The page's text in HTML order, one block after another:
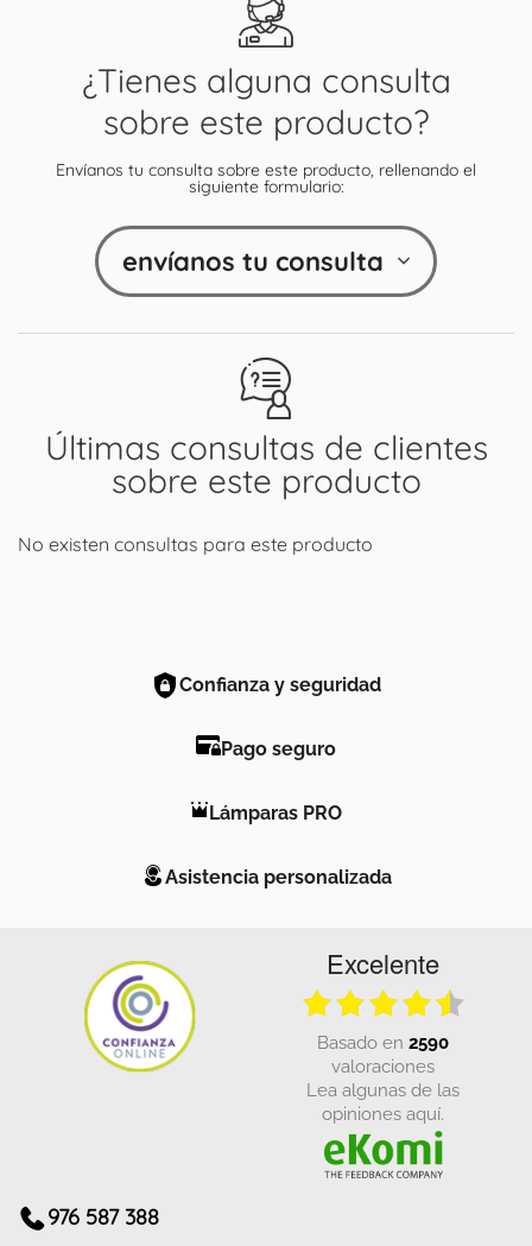
Últimas consultas de clientes
sobre este producto
No existen consultas para este producto
¿Tienes alguna consulta
sobre este producto?
Envíanos tu consulta sobre este producto, rellenando el
siguiente formulario:
envíanos tu consulta
Confianza y seguridad
Pago seguro
Lámparas PRO
Asistencia personalizada
Excelente
basado en 2590
valoraciones
Lea algunas de las
opiniones aquí.
976 587 388